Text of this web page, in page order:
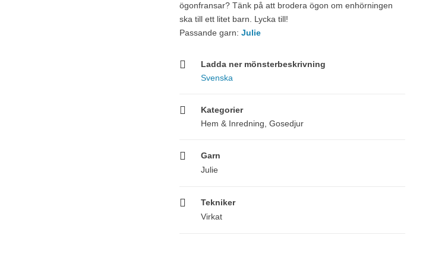
ögonfransar? Tänk på att brodera ögon om enhörningen
ska till ett litet barn. Lycka till!
Passande garn: Julie
Ladda ner mönsterbeskrivning
Svenska
Kategorier
Hem & Inredning Gosedjur
Garn
Julie
Tekniker
Virkat